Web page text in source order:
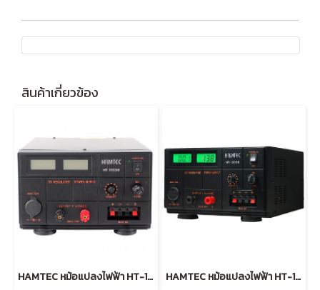
สินค้าเกี่ยวข้อง
HAMTEC หม้อแปลงไฟฟ้า HT-130DS DIGITAL 30A สีดำ HAMTEC หม้อแปลงไฟฟ้า HT-120DS DIGITAL 20A สีดำ